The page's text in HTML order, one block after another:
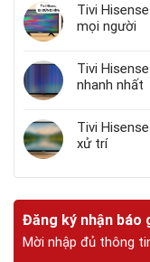
Tivi
mọi người
Tivi
nhanh nhất
Tivi
xử trí
Đăng ký nhận báo
Mời nhập đủ thông